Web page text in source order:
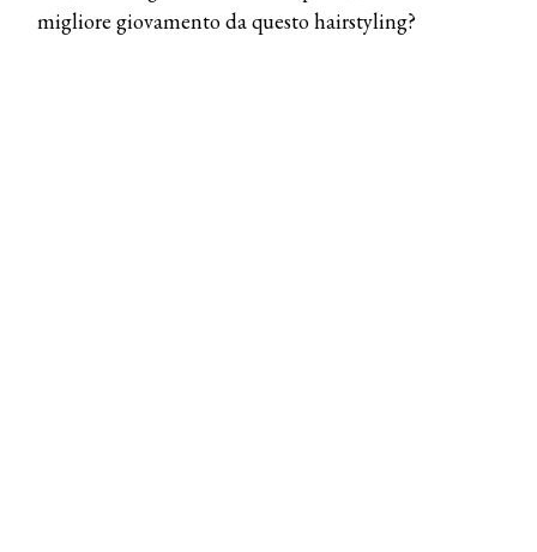
migliore giovamento da questo hairstyling?